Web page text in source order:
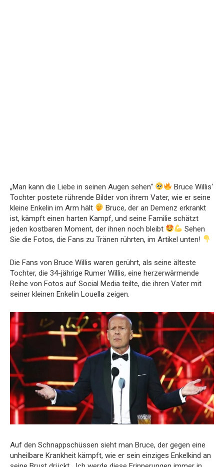
„Man kann die Liebe in seinen Augen sehen“
Bruce Willis‘
Tochter postete rührende Bilder von ihrem Vater, wie er seine
kleine Enkelin im Arm hält
Bruce, der an Demenz erkrankt
ist, kämpft einen harten Kampf, und seine Familie schätzt
jeden kostbaren Moment, der ihnen noch bleibt
Sehen
Sie die Fotos, die Fans zu Tränen rührten, im Artikel unten!
Die Fans von Bruce Willis waren gerührt, als seine älteste
Tochter, die 34-jährige Rumer Willis, eine herzerwärmende
Reihe von Fotos auf Social Media teilte, die ihren Vater mit
seiner kleinen Enkelin Louella zeigen.
Auf den Schnappschüssen sieht man Bruce, der gegen eine
unheilbare Krankheit kämpft, wie er sein einziges Enkelkind an